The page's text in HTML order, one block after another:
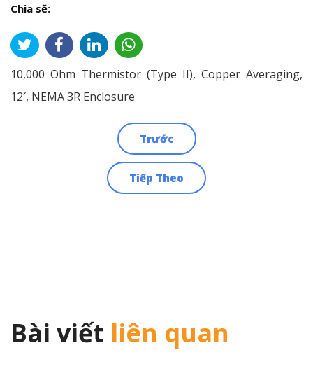
Chia sẽ:
10,000 Ohm Thermistor (Type II), Copper Averaging,
12′, NEMA 3R Enclosure
Trước
Tiếp Theo
Bài viết liên quan